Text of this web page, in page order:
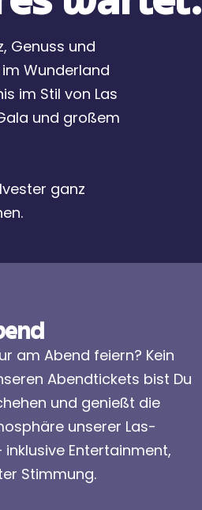
Genuss und
Wunderland
im Stil von Las
und großem
ganz
am Abend feiern? Kein
Abendtickets bist Du
und genießt die
unserer Las-
Entertainment,
Stimmung.